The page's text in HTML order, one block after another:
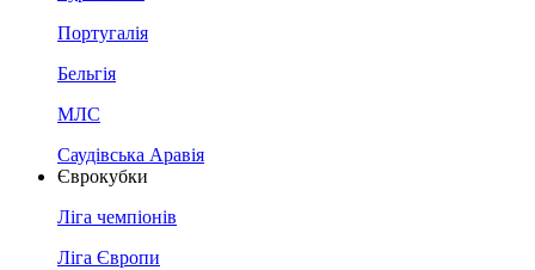
Португалія
Бельгія
МЛС
Саудівська Аравія
Єврокубки
Ліга чемпіонів
Ліга Європи